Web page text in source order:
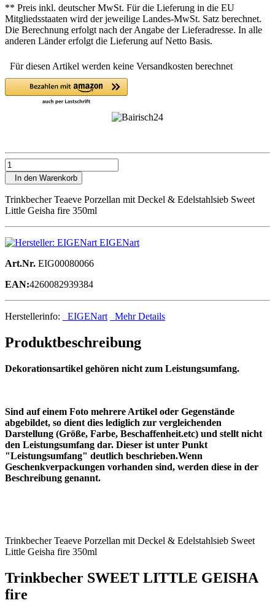
** Preis inkl. deutscher MwSt. Für die Lieferung in die EU
Mitgliedsstaaten wird der jeweilige Landes-MwSt. Satz berechnet.
Die Berechnung erfolgt nach der Angabe der Lieferadresse. In alle
anderen Länder erfolgt die Lieferung auf Netto Basis.
Für diesen Artikel werden keine Versandkosten berechnet
In den Warenkorb
Trinkbecher Teaeve Porzellan mit Deckel & Edelstahlsieb Sweet
Little Geisha fire 350ml
EIGENart
Art.Nr. EIG00080066
EAN:4260082939384
Herstellerinfo: EIGENart Mehr Details
Produktbeschreibung
Dekorationsartikel gehören nicht zum Leistungsumfang.
Sind auf einem Foto mehrere Artikel oder Gegenstände
abgebildet, so dient dies lediglich zur vergleichenden
Darstellung (Größe, Farbe, Beschaffenheit.etc) und stellt nicht
den Leistungsumfang dar. Dieser ist unter Punkt
"Leistungsumfang" deutlich beschrieben.Wenn
Geschenkverpackungen vorhanden sind, werden diese in der
Beschreibung genannt.
Trinkbecher Teaeve Porzellan mit Deckel & Edelstahlsieb Sweet
Little Geisha fire 350ml
Trinkbecher SWEET LITTLE GEISHA
fire